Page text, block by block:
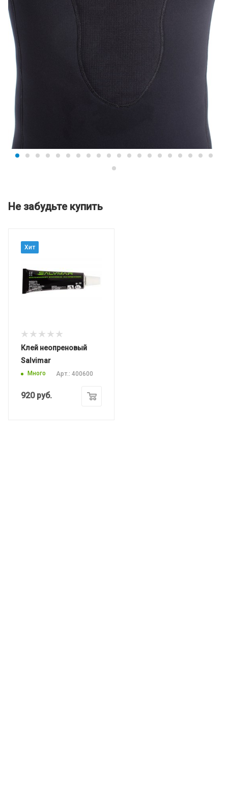
Не забудьте купить
Хит
Клей неопреновый
Salvimar
Много Арт.: 400600
920руб.